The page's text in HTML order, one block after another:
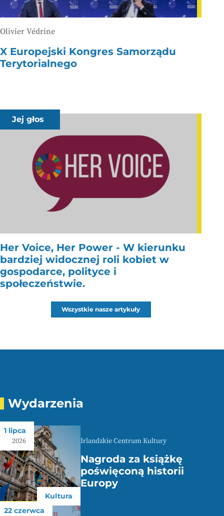
Olivier Védrine
X Europejski Kongres Samorządu
Terytorialnego
Jej głos
Her Voice, Her Power - W kierunku
bardziej widocznej roli kobiet w
gospodarce, polityce i
społeczeństwie.
Wszystkie nasze artykuły
Wydarzenia
1 lipca
2026
Kultura
Irlandzkie Centrum Kultury
Nagroda za książkę
poświęconą historii
Europy
22 czerwca